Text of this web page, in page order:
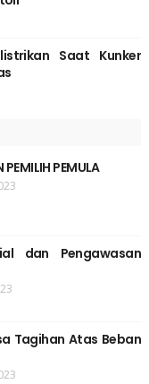
Saat Kunker
PEMULA
dan Pengawasan
Tagihan Atas Beban